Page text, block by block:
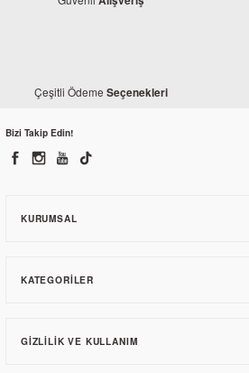
Motosiklet 18'' Kalın Beyaz Yanak ATLAS
Çeşitli Ödeme Seçenekleri
Bizi Takip Edin!
KURUMSAL
KATEGORILER
GIZLILIK VE KULLANIM